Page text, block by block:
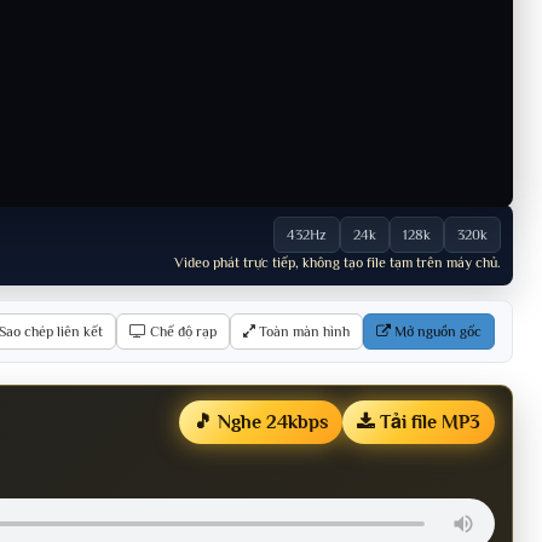
432Hz 24k 128k
320k
Video phát trực tiếp, không tạo file tạm trên máy chủ.
Sao chép liên kết Chế độ rạp Toàn màn hình Mở nguồn gốc
🎵 Nghe 24kbps Tải file MP3